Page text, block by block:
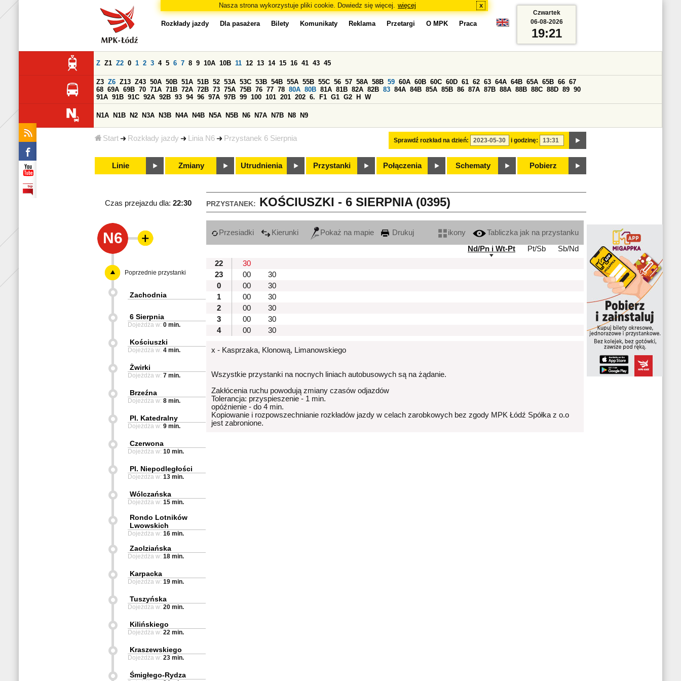
Nasza strona wykorzystuje pliki cookie. Dowiedz się więcej. więcej x
Start Rozkłady jazdy Linia N6 Przystanek 6 Sierpnia
Rozkłady jazdy Dla pasażera Bilety Komunikaty Reklama Przetargi O MPK Praca
Sprawdź rozkład na dzień: i godzinę:
Z Z1 Z2 0 1 2 3 4 5 6 7 8 9 10A 10B 11 12 13 14 15 16 41 43 45
Z3 Z6 Z13 Z43 50A 50B 51A 51B 52 53A 53C 53B 54B 55A 55B 55C 56 57 58A 58B 59 60A 60B 60C 60D 61 62 63 64A 64B 65A 65B 66 67
68 69A 69B 70 71A 71B 72A 72B 73 75A 75B 76 77 78 80A 80B 81A 81B 82A 82B 83 84A 84B 85A 85B 86 87A 87B 88A 88B 88C 88D 89 90
91A 91B 91C 92A 92B 93 94 96 97A 97B 99 100 101 201 202 6. F1 G1 G2 H W
N1A N1B N2 N3A N3B N4A N4B N5A N5B N6 N7A N7B N8 N9
Linie Zmiany Utrudnienia Przystanki Połączenia Schematy Pobierz
Czwartek
06-08-2026
19:21
PRZYSTANEK: KOŚCIUSZKI - 6 SIERPNIA (0395)
Czas przejazdu dla: 22:30
N6 Przesiadki Kierunki Pokaż na mapie Drukuj ikony
Tabliczka jak na przystanku
Nd/Pn i Wt-Pt
Pt/Sb
Sb/Nd
22
30
23
00
30
0
00
30
1
00
30
2
00
30
3
00
30
4
00 30
x - Kasprzaka, Klonową, Limanowskiego
Wszystkie przystanki na nocnych liniach autobusowych są na żądanie.
Zakłócenia ruchu powodują zmiany czasów odjazdów
Tolerancja: przyspieszenie - 1 min.
opóźnienie - do 4 min.
Kopiowanie i rozpowszechnianie rozkładów jazdy w celach zarobkowych bez zgody MPK Łódź Spółka z o.o
jest zabronione.
Poprzednie przystanki
Zachodnia
6 Sierpnia
Dojeżdża w: 0 min.
Kościuszki
Dojeżdża w: 4 min.
Żwirki
Dojeżdża w: 7 min.
Brzeźna
Dojeżdża w: 8 min.
Pl. Katedralny
Dojeżdża w: 9 min.
Czerwona
Dojeżdża w: 10 min.
Pl. Niepodległości
Dojeżdża w: 13 min.
Wólczańska
Dojeżdża w: 15 min.
Rondo Lotników
Lwowskich
Dojeżdża w: 16 min.
Zaolziańska
Dojeżdża w: 18 min.
Karpacka
Dojeżdża w: 19 min.
Tuszyńska
Dojeżdża w: 20 min.
Kilińskiego
Dojeżdża w: 22 min.
Kraszewskiego
Dojeżdża w: 23 min.
Śmigłego-Rydza